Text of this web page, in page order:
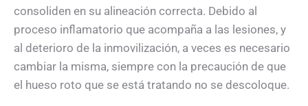
consoliden en su alineación correcta. Debido al
proceso inflamatorio que acompaña a las lesiones, y
al deterioro de la inmovilización, a veces es necesario
cambiar la misma, siempre con la precaución de que
el hueso roto que se está tratando no se descoloque.